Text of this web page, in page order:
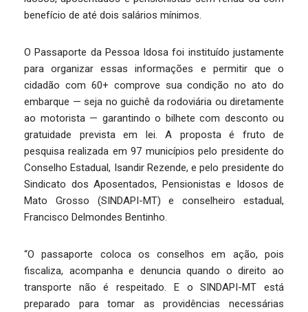
benefício de até dois salários mínimos.
O Passaporte da Pessoa Idosa foi instituído justamente
para organizar essas informações e permitir que o
cidadão com 60+ comprove sua condição no ato do
embarque — seja no guichê da rodoviária ou diretamente
ao motorista — garantindo o bilhete com desconto ou
gratuidade prevista em lei. A proposta é fruto de
pesquisa realizada em 97 municípios pelo presidente do
Conselho Estadual, Isandir Rezende, e pelo presidente do
Sindicato dos Aposentados, Pensionistas e Idosos de
Mato Grosso (SINDAPI-MT) e conselheiro estadual,
Francisco Delmondes Bentinho.
“O passaporte coloca os conselhos em ação, pois
fiscaliza, acompanha e denuncia quando o direito ao
transporte não é respeitado. E o SINDAPI-MT está
preparado para tomar as providências necessárias